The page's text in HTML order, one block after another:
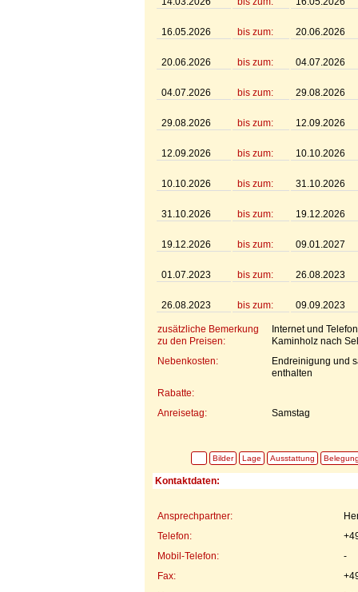
16.05.2026 bis zum: 20.06.2026
20.06.2026 bis zum: 04.07.2026
04.07.2026 bis zum: 29.08.2026
29.08.2026 bis zum: 12.09.2026
12.09.2026 bis zum: 10.10.2026
10.10.2026 bis zum: 31.10.2026
31.10.2026 bis zum: 19.12.2026
19.12.2026 bis zum: 09.01.2027
01.07.2023 bis zum: 26.08.2023
26.08.2023 bis zum: 09.09.2023
zusätzliche Bemerkung
zu den Preisen:
Internet und
Kaminholz nach
Nebenkosten:
Endreinigung und
enthalten
Rabatte:
Anreisetag:
Samstag
Bilder Lage Ausstattung
Kontaktdaten:
Ansprechpartner:
Telefon:
Mobil-Telefon:
-
Fax: